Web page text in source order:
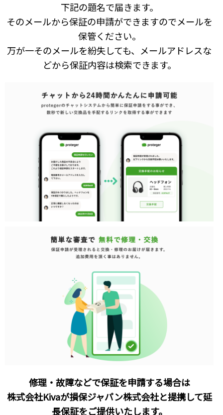
下記の題名で届きます。
そのメールから保証の申請ができますのでメールを
保管ください。
万が一そのメールを紛失しても、メールアドレスな
どから保証内容は検索できます。
修理・故障などで保証を申請する場合は
株式会社Kivaが損保ジャパン株式会社と提携して延
長保証をご提供いたします。